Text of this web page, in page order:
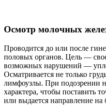
Осмотр молочных
Проводится до или после
половых органов. Цель —
возможных нарушений —
Осматривается не только
лимфоузлы. При подозрении
характера, чтобы поставить
или выдается направление